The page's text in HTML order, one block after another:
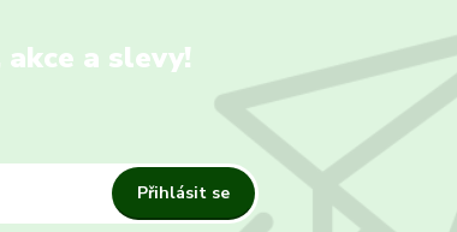
a slevy!
Přihlásit se